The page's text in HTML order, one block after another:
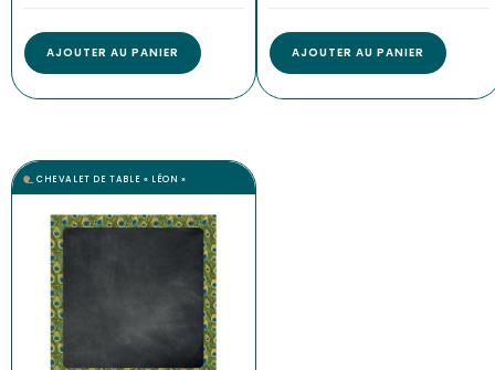
AJOUTER AU PANIER AJOUTER AU PANIER
CHEVALET DE TABLE « LÉON »